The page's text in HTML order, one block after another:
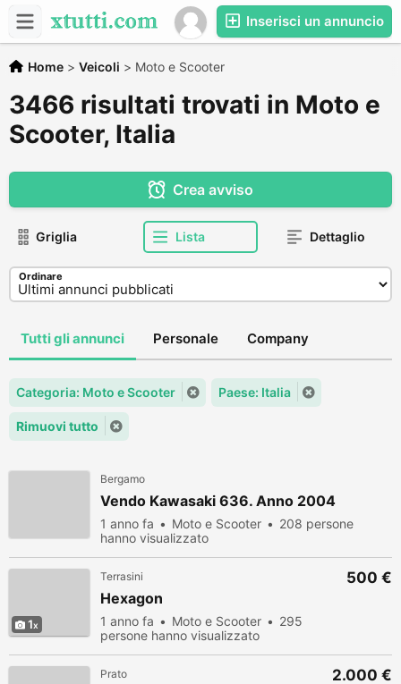
Inserisci un annuncio
Home > Veicoli > Moto e Scooter
3466 risultati trovati in Moto e
Scooter, Italia
Crea avviso
Griglia Lista Dettaglio
Ordinare
Tutti gli annunci Personale Company
Categoria: Moto e Scooter Paese: Italia
Rimuovi tutto
Bergamo
Vendo Kawasaki 636. Anno 2004
1 anno fa Moto e Scooter
208 persone
hanno visualizzato
1
Terrasini
Hexagon
1 anno fa Moto e Scooter
295
persone hanno visualizzato
500 €
Prato 2.000 €